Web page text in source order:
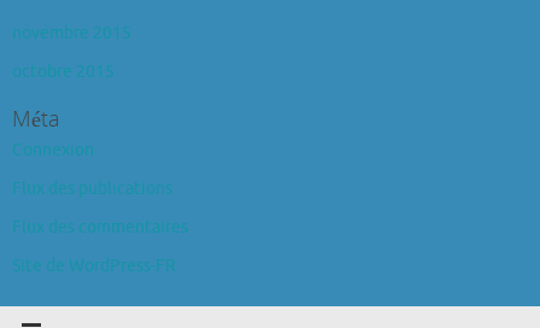
novembre 2015
octobre 2015
Méta
Connexion
Flux des publications
Flux des commentaires
Site de WordPress-FR